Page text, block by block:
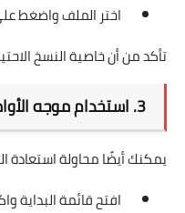
اختر الملف واضغط
تأكد من أن خاصية النسخ
3. استخدام موجه الأوامر (CMD)
يمكنك أيضًا محاولة استعادة